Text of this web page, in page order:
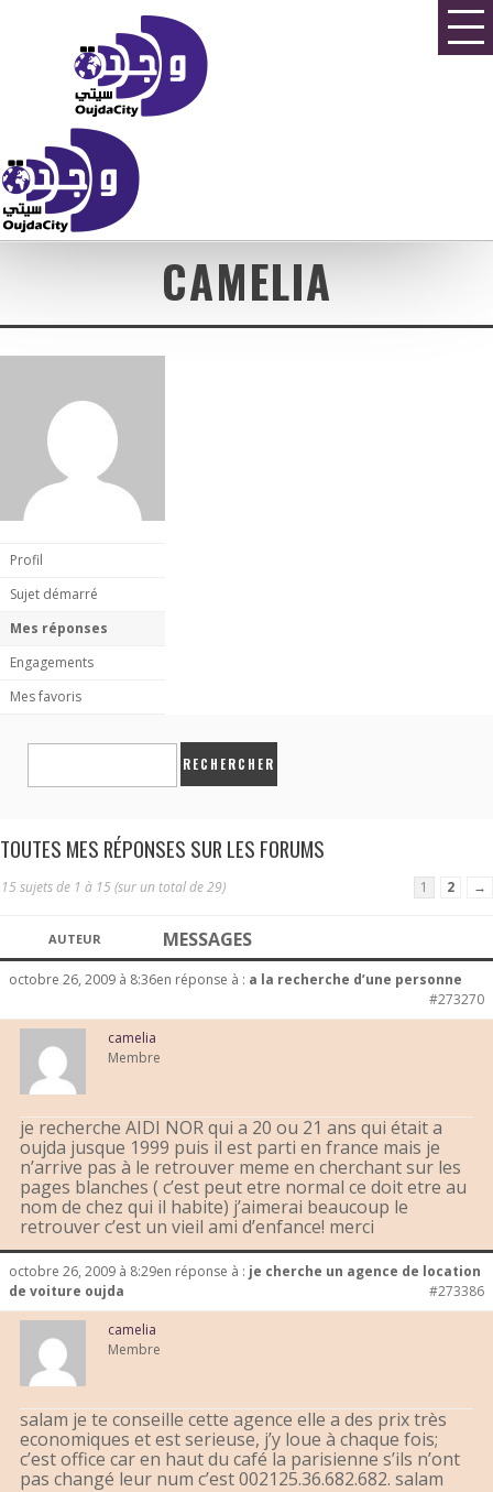
CAMELIA
Profil
Sujet démarré
Mes réponses
Engagements
Mes favoris
TOUTES MES RÉPONSES SUR LES FORUMS
15 sujets de 1 à 15 (sur un total de 29) 1 2 →
AUTEUR MESSAGES
octobre 26, 2009 à 8:36en réponse à : a la recherche d’une personne
#273270
camelia
Membre
je recherche AIDI NOR qui a 20 ou 21 ans qui était a
oujda jusque 1999 puis il est parti en france mais je
n’arrive pas à le retrouver meme en cherchant sur les
pages blanches ( c’est peut etre normal ce doit etre au
nom de chez qui il habite) j’aimerai beaucoup le
retrouver c’est un vieil ami d’enfance! merci
octobre 26, 2009 à 8:29en réponse à : je cherche un agence de location
de voiture oujda
#273386
camelia
Membre
salam je te conseille cette agence elle a des prix très
economiques et est serieuse, j’y loue à chaque fois;
c’est office car en haut du café la parisienne s’ils n’ont
pas changé leur num c’est 002125.36.682.682. salam